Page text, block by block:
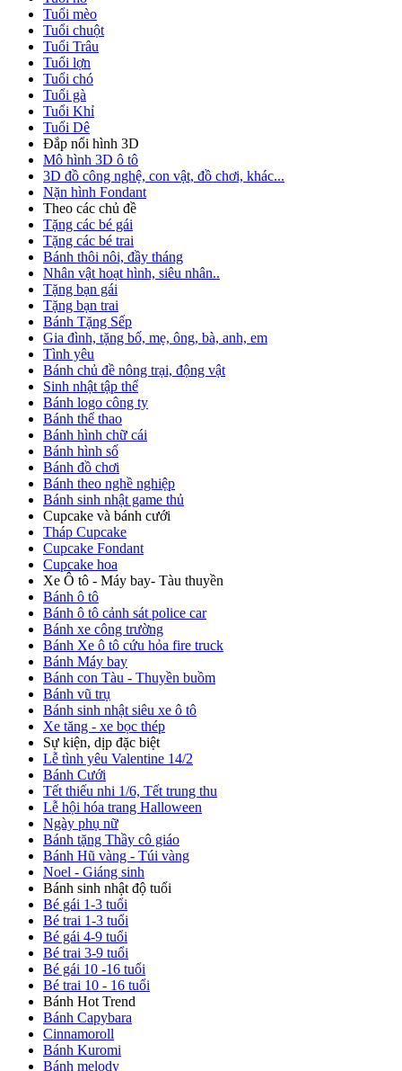
Tuổi mèo
Tuổi chuột
Tuổi Trâu
Tuổi lợn
Tuổi chó
Tuổi gà
Tuổi Khỉ
Tuổi Dê
Đắp nổi hình 3D
Mô hình 3D ô tô
3D đồ công nghệ, con vật, đồ chơi, khác...
Nặn hình Fondant
Theo các chủ đề
Tặng các bé gái
Tặng các bé trai
Bánh thôi nôi, đầy tháng
Nhân vật hoạt hình, siêu nhân..
Tặng bạn gái
Tặng bạn trai
Bánh Tặng Sếp
Gia đình, tặng bố, mẹ, ông, bà, anh, em
Tình yêu
Bánh chủ đề nông trại, động vật
Sinh nhật tập thể
Bánh logo công ty
Bánh thể thao
Bánh hình chữ cái
Bánh hình số
Bánh đồ chơi
Bánh theo nghề nghiệp
Bánh sinh nhật game thủ
Cupcake và bánh cưới
Tháp Cupcake
Cupcake Fondant
Cupcake hoa
Xe Ô tô - Máy bay- Tàu thuyền
Bánh ô tô
Bánh ô tô cảnh sát police car
Bánh xe công trường
Bánh Xe ô tô cứu hỏa fire truck
Bánh Máy bay
Bánh con Tàu - Thuyền buồm
Bánh vũ trụ
Bánh sinh nhật siêu xe ô tô
Xe tăng - xe bọc thép
Sự kiện, dịp đặc biệt
Lễ tình yêu Valentine 14/2
Bánh Cưới
Tết thiếu nhi 1/6, Tết trung thu
Lễ hội hóa trang Halloween
Ngày phụ nữ
Bánh tặng Thầy cô giáo
Bánh Hũ vàng - Túi vàng
Noel - Giáng sinh
Bánh sinh nhật độ tuổi
Bé gái 1-3 tuổi
Bé trai 1-3 tuổi
Bé gái 4-9 tuổi
Bé trai 3-9 tuổi
Bé gái 10 -16 tuổi
Bé trai 10 - 16 tuổi
Bánh Hot Trend
Bánh Capybara
Cinnamoroll
Bánh Kuromi
Bánh melody